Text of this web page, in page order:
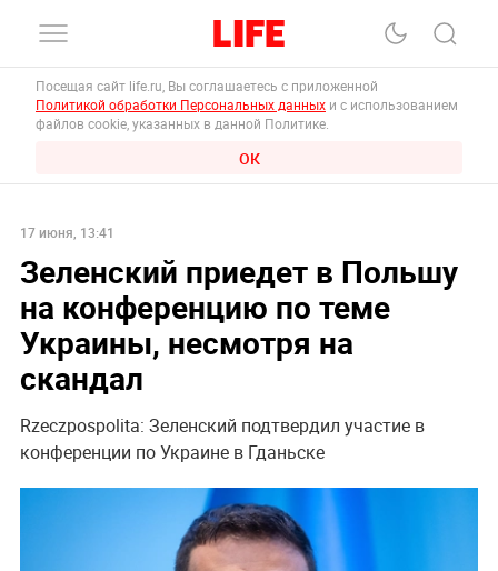
Посещая сайт life.ru, Вы соглашаетесь с приложенной
Политикой обработки Персональных данных и с использованием
файлов cookie, указанных в данной Политике.
ОК
17 июня, 13:41
Зеленский приедет в Польшу
на конференцию по теме
Украины, несмотря на
скандал
Rzeczpospolita: Зеленский подтвердил участие в
конференции по Украине в Гданьске